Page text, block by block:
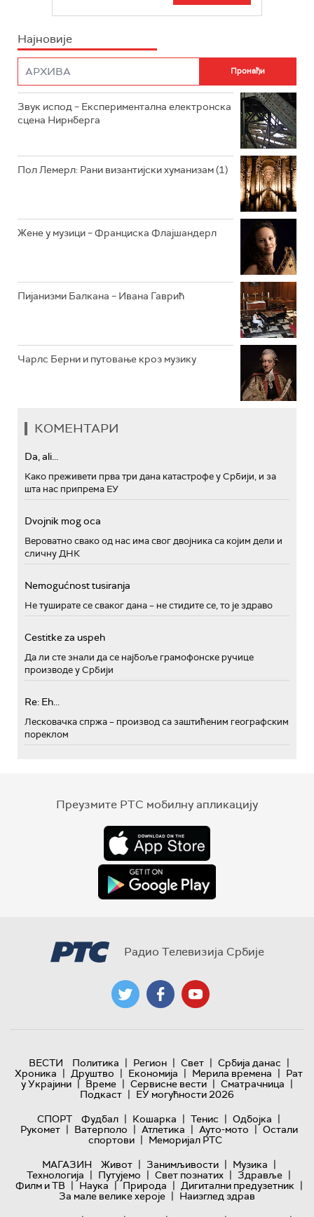
РАДИО РОКЕНРОЛЕР
РАДИО ЏЕЗЕР
ИНФО
Најновије
Звук испод – Експериментална електронска
сцена Нирнберга
Пол Лемерл: Рани византијски хуманизам (1)
Жене у музици – Франциска Флајшандерл
Пијанизми Балкана – Ивана Гаврић
Чарлс Берни и путовање кроз музику
КОМЕНТАРИ
Da, ali...
Како преживети прва три дана катастрофе у Србији, и за
шта нас припрема ЕУ
Dvojnik mog oca
Вероватно свако од нас има свог двојника са којим дели и
сличну ДНК
Nemogućnost tusiranja
Не туширате се сваког дана – не стидите се, то је здраво
Cestitke za uspeh
Да ли сте знали да се најбоље грамофонске ручице
производе у Србији
Re: Eh...
Лесковачка спржа – производ са заштићеним географским
пореклом
Преузмите РТС мобилну апликацију
Радио Телевизија Србије
ВЕСТИ Политика | Регион | Свет | Србија данас |
Хроника | Друштво | Економија | Мерила времена | Рат
у Украјини | Време | Сервисне вести | Сматрачница |
Подкаст | ЕУ могућности 2026
СПОРТ
Фудбал | Кошарка | Тенис | Одбојка |
Рукомет | Ватерполо | Атлетика | Ауто-мото | Остали
спортови | Меморијал РТС
МАГАЗИН
Живот | Занимљивости | Музика |
Технологијa | Путујемо | Свет познатих | Здравље |
Филм и ТВ | Наука | Природа | Дигитални предузетник |
За мале велике хероје | Наизглед здрав